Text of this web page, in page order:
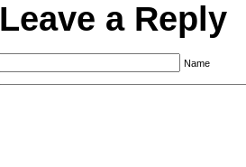
Leave a Reply
Name